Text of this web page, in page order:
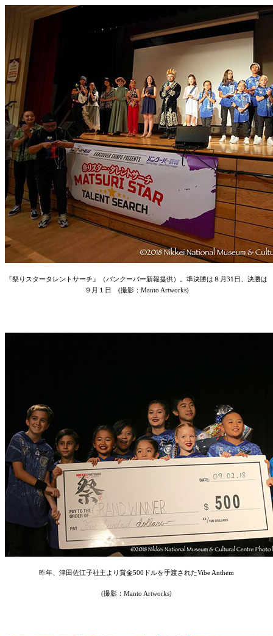
『祭りスタータレントサーチ』（バンクーバー新報提供）。準決勝は８月31日、決勝は
９月１日 (撮影：Manto Artworks)
昨年、津田佐江子社主より賞金500ドルを手渡されたVibe Anthem
(撮影：Manto Artworks)